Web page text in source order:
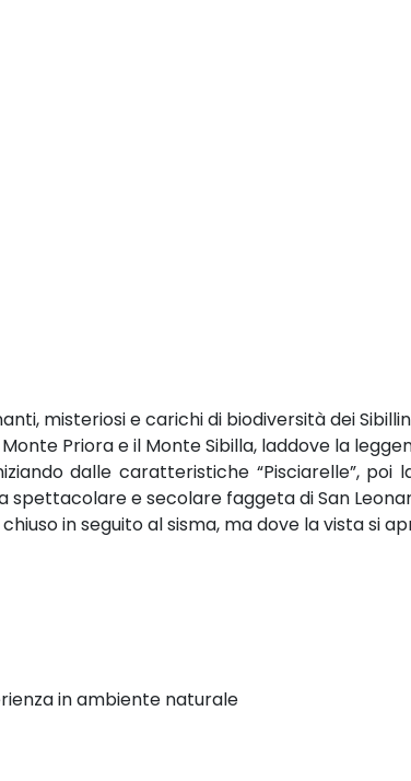
misteriosi e carichi di biodiversità dei
Priora e il Monte Sibilla, laddove la
dalle caratteristiche “Pisciarelle”,
spettacolare e secolare faggeta di San
in seguito al sisma, ma dove la vista si
in ambiente naturale